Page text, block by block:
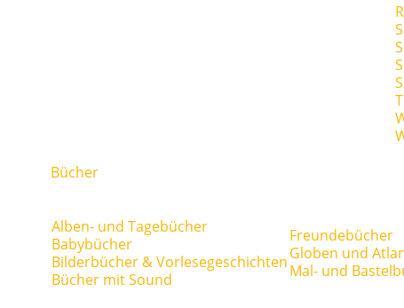
Bücher
Alben- und Tagebücher
Babybücher
Bilderbücher & Vorlesegeschichten
Bücher mit Sound
Freundebücher
Globen und
Mal- und